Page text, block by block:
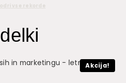
Akcija!